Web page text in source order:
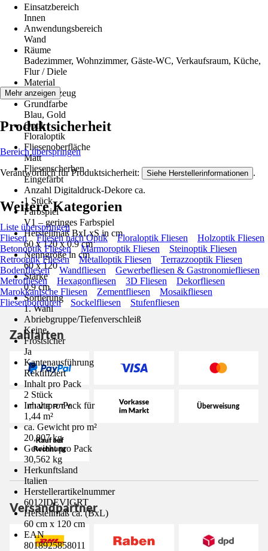
Einsatzbereich
Innen
Anwendungsbereich
Wand
Räume
Badezimmer, Wohnzimmer, Gäste-WC, Verkaufsraum, Küche,
Flur / Diele
Material
Feinsteinzeug
Grundfarbe
Blau, Gold
Optik
Floraloptik
Fliesenoberfläche
Matt
Fliesenscherben
Eingefärbt
Anzahl Digitaldruck-Dekore ca.
1 Stück
Farbspiel
V1 – geringes Farbspiel
Herstellmaß BxLxS in cm
60 x 120 x 0.9 cm
Nenngröße in cm
60 x 120
Stärke
0,9 cm
Sortierung
1. Wahl
Abriebgruppe/Tiefenverschleiß
Keine
Frostsicher
Ja
Kantenausführung
Rektifiziert
Inhalt pro Pack
2 Stück
Inhalt pro Pack für
1,44 m²
ca. Gewicht pro m²
20,807 kg
Gewicht pro Pack
30,562 kg
Herkunftsland
Italien
Herstellerartikelnummer
6012IDEVIGRT
Herstellmaß ca. (BxL)
60 cm x 120 cm
EAN
8018925858011
Mehr anzeigen
Produktsicherheit
Bereich überspringen
Verantwortlich für Produktsicherheit: Siehe Herstellerinformationen .
Weitere Kategorien
Liste überspringen
Fliesen
Fliesen nach Optik Floraloptik Fliesen
Holzoptik Fliesen
Betonoptik Fliesen
Marmoroptik Fliesen
Steinoptik Fliesen
Retrooptik Fliesen
Metalloptik Fliesen
Terrazzooptik Fliesen
Bodenfliesen
Wandfliesen
Gewerbefliesen & Gastronomiefliesen
Metrofliesen
Hexagonfliesen 3D Fliesen
Dekorfliesen
Marokkanische Fliesen
Zementfliesen
Mosaikfliesen
Fliesenbordüren
Sockelfliesen Stufenfliesen
Zahlarten
Versandpartner